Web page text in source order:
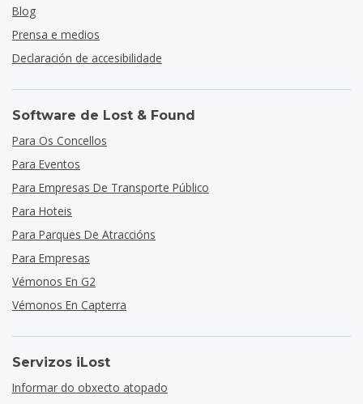
Blog
Prensa e medios
Declaración de accesibilidade
Software de Lost & Found
Para Os Concellos
Para Eventos
Para Empresas De Transporte Público
Para Hoteis
Para Parques De Atraccións
Para Empresas
Vémonos En G2
Vémonos En Capterra
Servizos iLost
Informar do obxecto atopado